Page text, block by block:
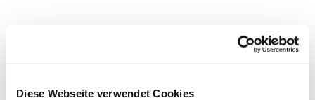
Diese Webseite verwendet Cookies